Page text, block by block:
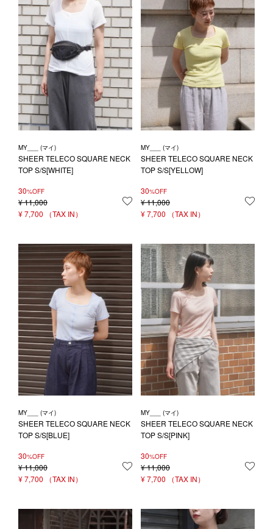
MY___ (マイ)
SHEER TELECO SQUARE NECK
TOP S/S[WHITE]
30%OFF
¥11,000
¥7,700
お気に入りに登録する
MY___ (マイ)
SHEER TELECO SQUARE NECK
TOP S/S[YELLOW]
30%OFF
¥11,000
¥7,700
MY___ (マイ)
SHEER TELECO SQUARE NECK
TOP S/S[BLUE]
30%OFF
¥11,000
¥7,700
お気に入りに登録する
MY___ (マイ)
SHEER TELECO SQUARE NECK
TOP S/S[PINK]
30%OFF
¥11,000
¥7,700